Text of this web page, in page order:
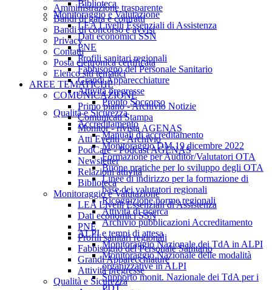
Amministrazione trasparente
Bandi di gara e contratti
Bandi di concorso e avvisi
Privacy
Contatti
Posta elettronica certificata
Elenco siti tematici
AREE TEMATICHE
COMUNICAZIONE
Primo piano - Archivio Notizie
Comunicati Stampa
Monitor - rivista AGENAS
Atti Eventi - Archivio
PodCare - Podcast AGENAS
Newsletter
Relazioni attività
Biblioteca
Monitoraggio e Valutazione
LEA Livelli Essenziali di Assistenza
Dati economici SSN
PNE
Profili sanitari regionali
Fabbisogno del Personale Sanitario
Grandi Apparecchiature
Attività pregresse
Qualità e Sicurezza
Biblioteca
Monitoraggio e Valutazione
LEA Livelli Essenziali di Assistenza
Dati economici SSN
PNE
Profili sanitari regionali
Fabbisogno del Personale Sanitario
Grandi Apparecchiature
Attività pregresse
Pronto Soccorso
Qualità e Sicurezza
Accreditamento
Manuali di accreditamento
Monitoraggio DM 19 dicembre 2022
Formazione per Auditor/Valutatori OTA
Buone pratiche per lo sviluppo degli OTA
Linee di indirizzo per la formazione di
base dei valutatori regionali
Ricognizione norme regionali
Attività di ricerca
Archivio pubblicazioni Accreditamento
ALPI e tempi di attesa
Monitoraggio Nazionale dei TdA in ALPI
Monitoraggio Nazionale delle modalità
organizzative in ALPI
Supporto monit. Nazionale dei TdA per i
PDT